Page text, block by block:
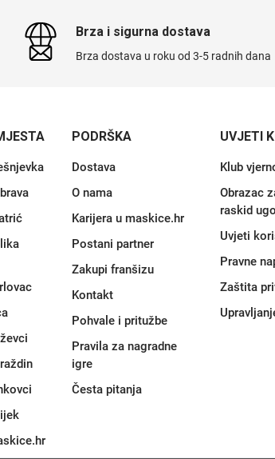
Brza i sigurna dostava
Brza dostava u roku od 3-5 radnih dana
PODRŠKA
Dostava
O nama
Karijera u maskice.hr
Postani partner
Zakupi franšizu
Kontakt
Pohvale i pritužbe
Pravila za nagradne
igre
Česta pitanja
UVJETI
Klub
Obrazac
raskid
Uvjeti
Pravne
Zaštita